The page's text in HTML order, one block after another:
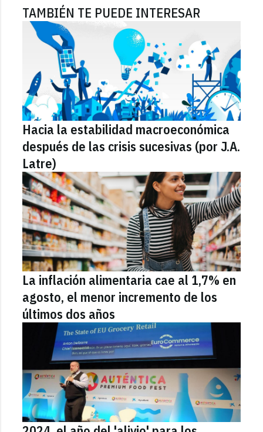
TAMBIÉN TE PUEDE INTERESAR
Hacia la estabilidad macroeconómica
después de las crisis sucesivas (por J.A.
Latre)
La inflación alimentaria cae al 1,7% en
agosto, el menor incremento de los
últimos dos años